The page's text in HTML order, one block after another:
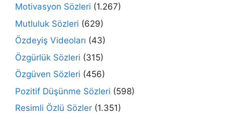
Motivasyon Sözleri (1.267)
Mutluluk Sözleri (629)
Özdeyiş Videoları (43)
Özgürlük Sözleri (315)
Özgüven Sözleri (456)
Pozitif Düşünme Sözleri (598)
Resimli Özlü Sözler (1.351)